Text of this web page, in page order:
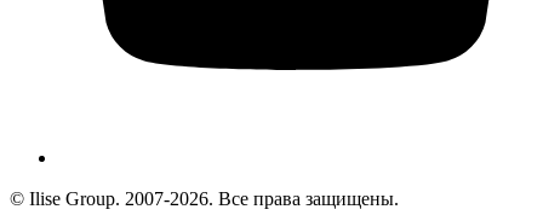
© Ilise Group. 2007-2026. Все права защищены.